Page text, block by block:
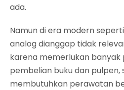
ada.
Namun di era modern
analog dianggap tidak
karena memerlukan banyak
pembelian buku dan pulpen,
membutuhkan perawatan